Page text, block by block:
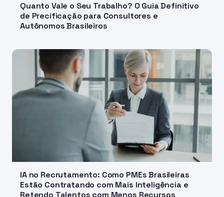
Quanto Vale o Seu Trabalho? O Guia Definitivo
de Precificação para Consultores e
Autônomos Brasileiros
IA no Recrutamento: Como PMEs Brasileiras
Estão Contratando com Mais Inteligência e
Retendo Talentos com Menos Recursos